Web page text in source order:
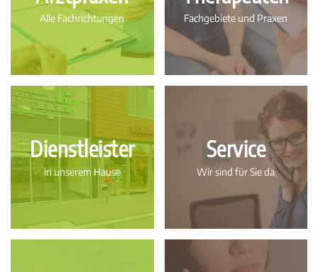
Alle Fachrichtungen Fachgebiete und Praxen
Dienstleister
in unserem Hause
Service
Wir sind für Sie da